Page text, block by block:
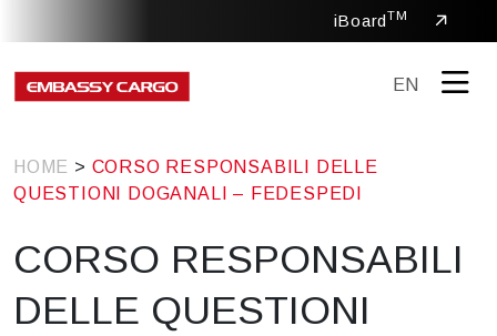
iBoardTM
EN
HOME > CORSO RESPONSABILI DELLE
QUESTIONI DOGANALI – FEDESPEDI
CORSO RESPONSABILI
DELLE QUESTIONI